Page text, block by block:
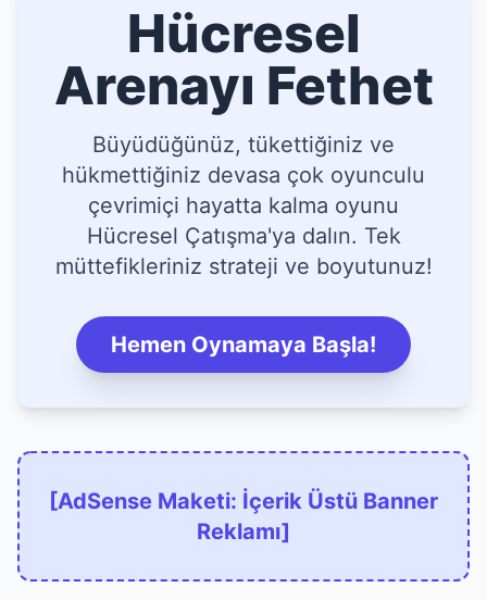
Hücresel
Arenayı Fethet
Büyüdüğünüz, tükettiğiniz ve
hükmettiğiniz devasa çok oyunculu
çevrimiçi hayatta kalma oyunu
Hücresel Çatışma'ya dalın. Tek
müttefikleriniz strateji ve boyutunuz!
Hemen Oynamaya Başla!
[AdSense Maketi: İçerik Üstü Banner
Reklamı]